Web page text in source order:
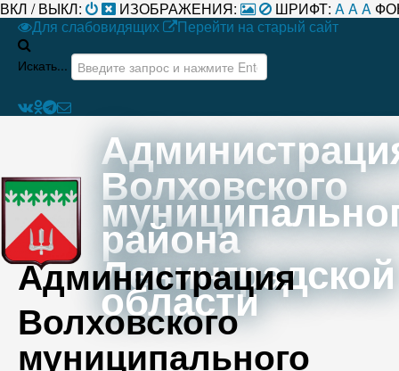
ВКЛ / ВЫКЛ: ИЗОБРАЖЕНИЯ: ШРИФТ: AAA
Для слабовидящих
Перейти на старый сайт
Искать...
Волховского
района
Ленинградской
области
Администрация
Волховского
муниципального